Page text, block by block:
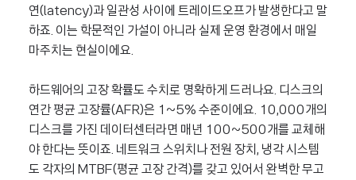
연(latency)과 일관성 사이에 트레이드오프가 발생한다고 말
하죠. 이는 학문적인 가설이 아니라 실제 운영 환경에서 매일
마주치는 현실이에요.
하드웨어의 고장 확률도 수치로 명확하게 드러나요. 디스크의
연간 평균 고장률(AFR)은 1~5% 수준이에요. 10,000개의
디스크를 가진 데이터센터라면 매년 100~500개를 교체해
야 한다는 뜻이죠. 네트워크 스위치나 전원 장치, 냉각 시스템
도 각자의 MTBF(평균 고장 간격)를 갖고 있어서 완벽한 무고